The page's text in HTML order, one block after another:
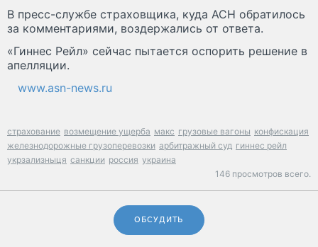
В пресс-службе страховщика, куда АСН обратилось
за комментариями, воздержались от ответа.
«Гиннес Рейл» сейчас пытается оспорить решение в
апелляции.
www.asn-news.ru
страхование возмещение ущерба макс грузовые вагоны конфискация
железнодорожные грузоперевозки арбитражный суд гиннес рейл
укрзализныця санкции россия украина
146 просмотров всего.
ОБСУДИТЬ